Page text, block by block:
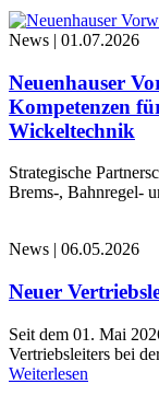
News | 01.07.2026
Neuenhauser
Kompetenzen
Wickeltechnik
Strategische
Brems-, Bahnregel-
News | 06.05.2026
Neuer
Seit dem 01. Mai
Vertriebsleiters bei
Weiterlesen